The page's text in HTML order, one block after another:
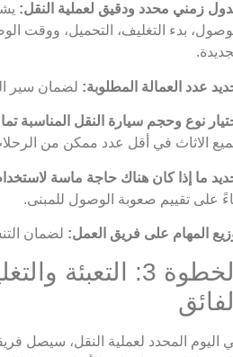
زمني محدد ودقيق لعملية النقل:
بدء التغليف، التحميل، ووقت
عدد العمالة المطلوبة: لضمان سير
نوع وحجم سيارة النقل المناسبة
الاثاث في أقل عدد ممكن من
ما إذا كان هناك حاجة ماسة
على تقييم صعوبة الوصول للمبنى.
المهام على فريق العمل: لضمان
الخطوة 3: التعبئة
اليوم المحدد لعملية النقل، سيصل